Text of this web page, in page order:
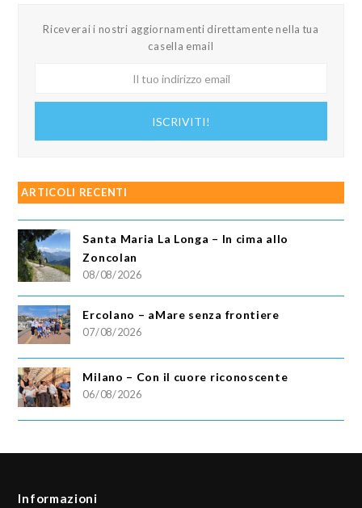
Riceverai i nostri aggiornamenti direttamente nella tua
casella email
ISCRIVITI!
ARTICOLI RECENTI
Santa Maria La Longa – In cima allo
Zoncolan
08/08/2026
Ercolano – aMare senza frontiere
07/08/2026
Milano – Con il cuore riconoscente
06/08/2026
Informazioni